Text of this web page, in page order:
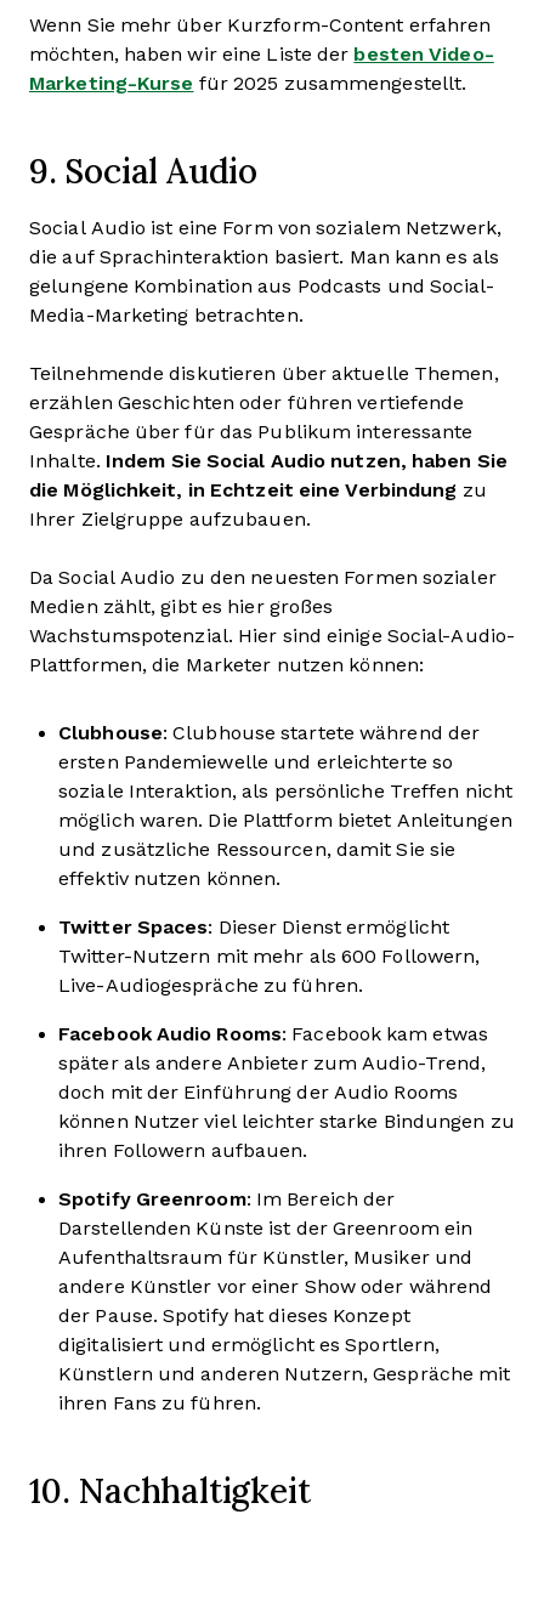
Wenn Sie mehr über Kurzform-Content erfahren
möchten, haben wir eine Liste der besten Video-
Marketing-Kurse für 2025 zusammengestellt.
9. Social Audio
Social Audio ist eine Form von sozialem Netzwerk,
die auf Sprachinteraktion basiert. Man kann es als
gelungene Kombination aus Podcasts und Social-
Media-Marketing betrachten.
Teilnehmende diskutieren über aktuelle Themen,
erzählen Geschichten oder führen vertiefende
Gespräche über für das Publikum interessante
Inhalte. Indem Sie Social Audio nutzen, haben Sie
die Möglichkeit, in Echtzeit eine Verbindung zu
Ihrer Zielgruppe aufzubauen.
Da Social Audio zu den neuesten Formen sozialer
Medien zählt, gibt es hier großes
Wachstumspotenzial. Hier sind einige Social-Audio-
Plattformen, die Marketer nutzen können:
Clubhouse: Clubhouse startete während der
ersten Pandemiewelle und erleichterte so
soziale Interaktion, als persönliche Treffen nicht
möglich waren. Die Plattform bietet Anleitungen
und zusätzliche Ressourcen, damit Sie sie
effektiv nutzen können.
Twitter Spaces: Dieser Dienst ermöglicht
Twitter-Nutzern mit mehr als 600 Followern,
Live-Audiogespräche zu führen.
Facebook Audio Rooms: Facebook kam etwas
später als andere Anbieter zum Audio-Trend,
doch mit der Einführung der Audio Rooms
können Nutzer viel leichter starke Bindungen zu
ihren Followern aufbauen.
Spotify Greenroom: Im Bereich der
Darstellenden Künste ist der Greenroom ein
Aufenthaltsraum für Künstler, Musiker und
andere Künstler vor einer Show oder während
der Pause. Spotify hat dieses Konzept
digitalisiert und ermöglicht es Sportlern,
Künstlern und anderen Nutzern, Gespräche mit
ihren Fans zu führen.
10. Nachhaltigkeit